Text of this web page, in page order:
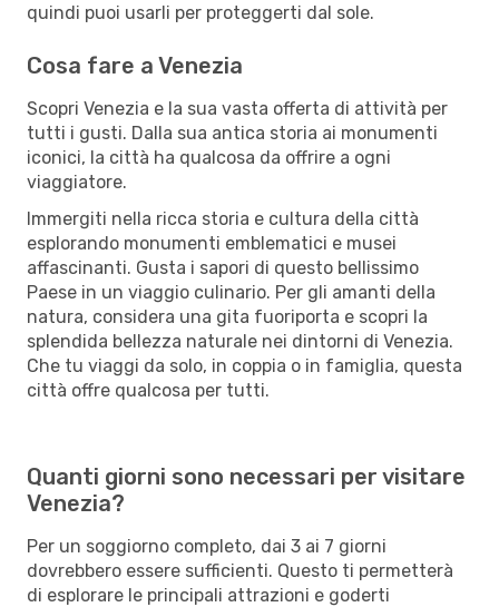
quindi puoi usarli per proteggerti dal sole.
Cosa fare a Venezia
Scopri Venezia e la sua vasta offerta di attività per
tutti i gusti. Dalla sua antica storia ai monumenti
iconici, la città ha qualcosa da offrire a ogni
viaggiatore.
Immergiti nella ricca storia e cultura della città
esplorando monumenti emblematici e musei
affascinanti. Gusta i sapori di questo bellissimo
Paese in un viaggio culinario. Per gli amanti della
natura, considera una gita fuoriporta e scopri la
splendida bellezza naturale nei dintorni di Venezia.
Che tu viaggi da solo, in coppia o in famiglia, questa
città offre qualcosa per tutti.
Quanti giorni sono necessari per visitare
Venezia?
Per un soggiorno completo, dai 3 ai 7 giorni
dovrebbero essere sufficienti. Questo ti permetterà
di esplorare le principali attrazioni e goderti